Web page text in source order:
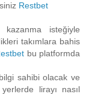
Restbet
isteğiyle
takımlara bahis
bu platformda
sahibi olacak ve
lirayı nasıl